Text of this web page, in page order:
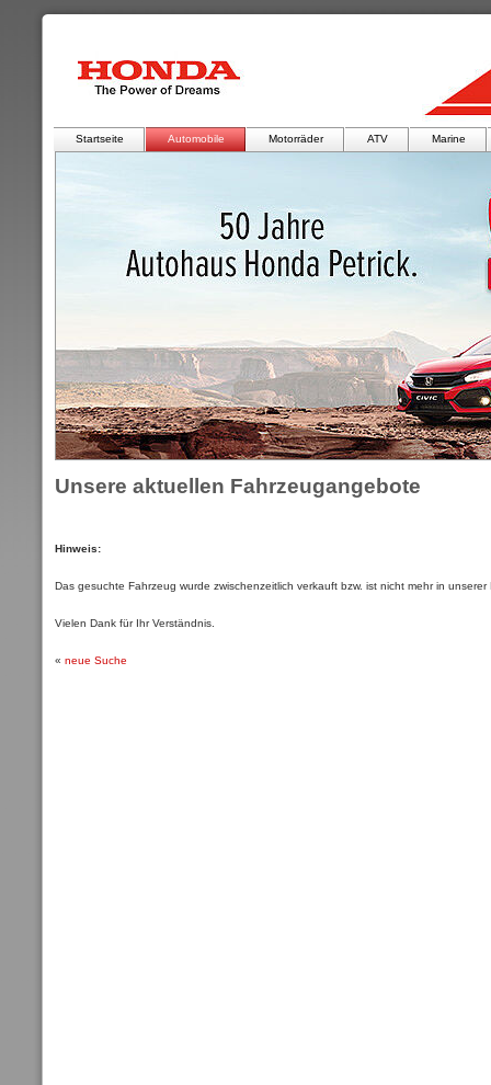
Startseite Automobile Motorräder ATV Marine
Unsere aktuellen Fahrzeugangebote
Hinweis:
Das gesuchte Fahrzeug wurde zwischenzeitlich verkauft bzw. ist nicht mehr in
Vielen Dank für Ihr Verständnis.
« neue Suche